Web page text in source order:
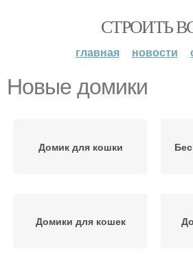
СТРОИТЬ
главная новости
Новые домики
Домик для кошки
Домики для кошек